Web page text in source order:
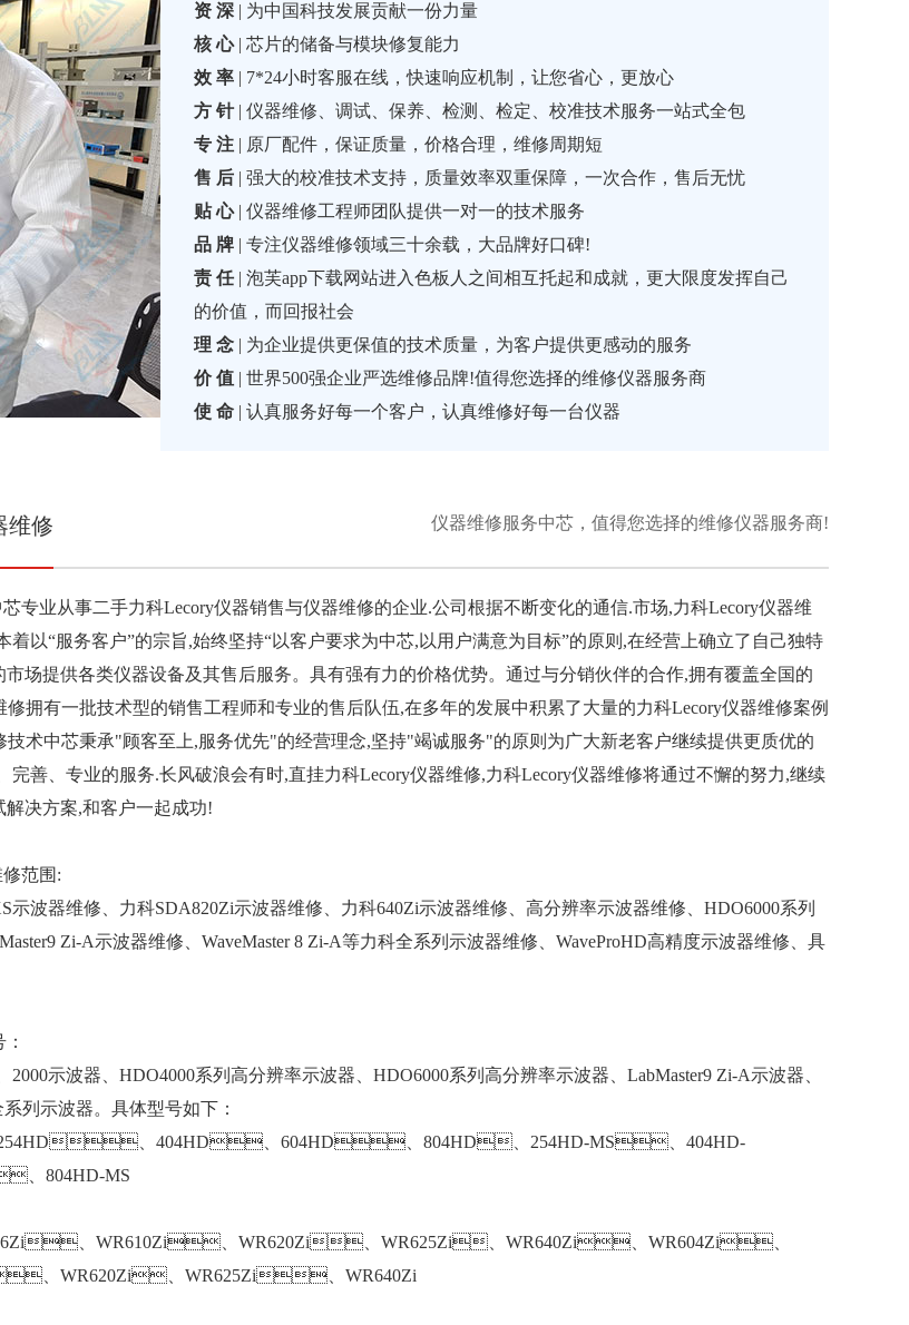
资 深 | 为中国科技发展贡献一份力量
核 心| 芯片的储备与模块修复能力
效 率 | 7*24小时客服在线，快速响应机制，让您省心，更放心
方 针| 仪器维修、调试、保养、检测、检定、校准技术服务一站式全包
专 注 | 原厂配件，保证质量，价格合理，维修周期短
售 后 | 强大的校准技术支持，质量效率双重保障，一次合作，售后无忧
贴 心| 仪器维修工程师团队提供一对一的技术服务
品 牌 | 专注仪器维修领域三十余载，大品牌好口碑!
责 任| 泡芙app下载网站进入色板人之间相互托起和成就，更大限度发挥自己
的价值，而回报社会
理 念 | 为企业提供更保值的技术质量，为客户提供更感动的服务
价 值 | 世界500强企业严选维修品牌!值得您选择的维修仪器服务商
使 命 | 认真服务好每一个客户，认真维修好每一台仪器
维修 仪器维修服务中芯，值得您选择的维修仪器服务商!
专业从事二手力科Lecory仪器销售与仪器维修的企业.公司根据不断变化的通信.市场,力科Lecory仪器维
着以“服务客户”的宗旨,始终坚持“以客户要求为中芯,以用户满意为目标”的原则,在经营上确立了自己独特
市场提供各类仪器设备及其售后服务。具有强有力的价格优势。通过与分销伙伴的合作,拥有覆盖全国的
修拥有一批技术型的销售工程师和专业的售后队伍,在多年的发展中积累了大量的力科Lecory仪器维修案例
技术中芯秉承"顾客至上,服务优先"的经营理念,坚持"竭诚服务"的原则为广大新老客户继续提供更质优的
完善、专业的服务.长风破浪会有时,直挂力科Lecory仪器维修,力科Lecory仪器维修将通过不懈的努力,继续
决方案,和客户一起成功!
范围:
示波器维修、力科SDA820Zi示波器维修、力科640Zi示波器维修、高分辨率示波器维修、HDO6000系列
Zi-A示波器维修、WaveMaster 8 Zi-A等力科全系列示波器维修、WaveProHD高精度示波器维修、具
波器、HDO4000系列高分辨率示波器、HDO6000系列高分辨率示波器、LabMaster9 Zi-A示波器、
示波器。具体型号如下：
:254HD、404HD、604HD、804HD、254HD-MS、404HD-
、804HD-MS
、WR610Zi、WR620Zi、WR625Zi、WR640Zi、WR604Zi、
、WR620Zi、WR625Zi、WR640Zi